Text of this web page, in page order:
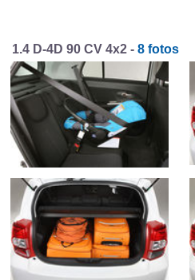
1.4 D-4D 90 CV 4x2 - 8 fotos